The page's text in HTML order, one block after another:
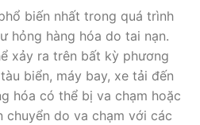
biến nhất trong quá trình
hỏng hàng hóa do tai nạn.
xảy ra trên bất kỳ phương
biển, máy bay, xe tải đến
hóa có thể bị va chạm hoặc
chuyển do va chạm với các